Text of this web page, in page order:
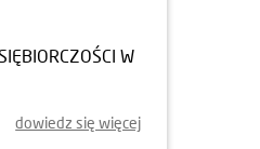
W
dowiedz się więcej